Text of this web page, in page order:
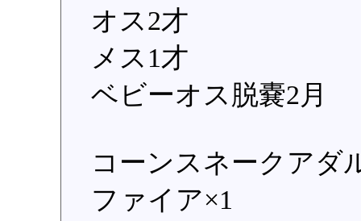
オス2才
メス1才
ベビーオス脱嚢2月
コーンスネークアダ
ファイア×1